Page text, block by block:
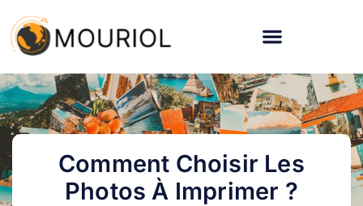
Comment Choisir Les
Photos À Imprimer ?